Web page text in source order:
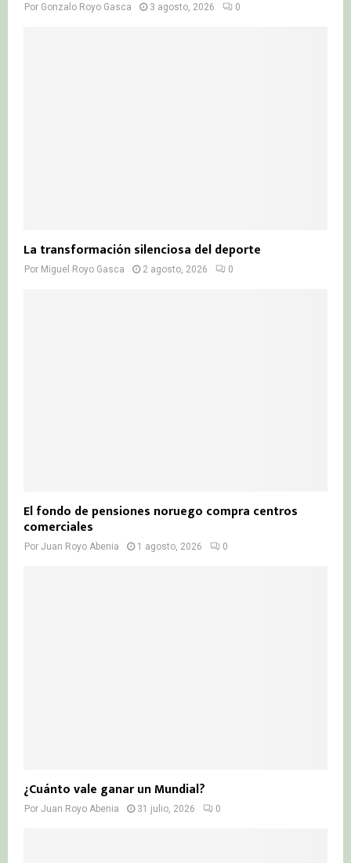
Por Gonzalo Royo Gasca 3 agosto, 2026 0
La transformación silenciosa del deporte
Por Miguel Royo Gasca 2 agosto, 2026 0
El fondo de pensiones noruego compra centros
comerciales
Por Juan Royo Abenia 1 agosto, 2026 0
¿Cuánto vale ganar un Mundial?
Por Juan Royo Abenia 31 julio, 2026 0